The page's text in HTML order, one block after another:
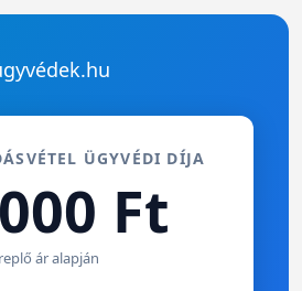
ÜGYVÉDI DÍJA
Ft
ár alapján